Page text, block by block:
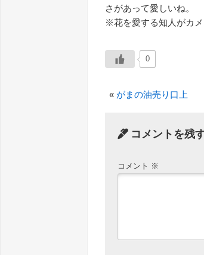
さがあって愛しいね。
※花を愛する知人がカメ
0
« がまの油売り口上
コメントを残
コメント ※